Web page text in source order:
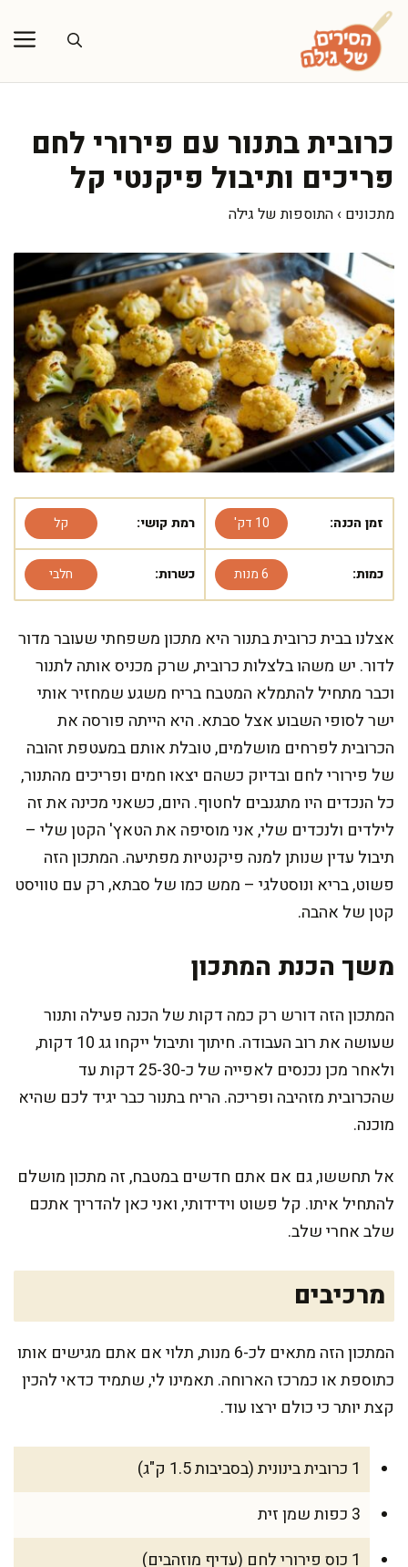
לדלג
לתוכן
כרובית בתנור עם פירורי לחם
פריכים ותיבול פיקנטי קל
מתכונים › התוספות של גילה
זמן הכנה: 10 דק' רמת קושי: קל
כמות: 6 מנות כשרות: חלבי
אצלנו בבית כרובית בתנור היא מתכון משפחתי שעובר מדור
לדור. יש משהו בלצלות כרובית, שרק מכניס אותה לתנור
וכבר מתחיל להתמלא המטבח בריח משגע שמחזיר אותי
ישר לסופי השבוע אצל סבתא. היא הייתה פורסה את
הכרובית לפרחים מושלמים, טובלת אותם במעטפת זהובה
של פירורי לחם ובדיוק כשהם יצאו חמים ופריכים מהתנור,
כל הנכדים היו מתגנבים לחטוף. היום, כשאני מכינה את זה
לילדים ולנכדים שלי, אני מוסיפה את הטאץ' הקטן שלי –
תיבול עדין שנותן למנה פיקנטיות מפתיעה. המתכון הזה
פשוט, בריא ונוסטלגי – ממש כמו של סבתא, רק עם טוויסט
קטן של אהבה.
משך הכנת המתכון
המתכון הזה דורש רק כמה דקות של הכנה פעילה ותנור
שעושה את רוב העבודה. חיתוך ותיבול ייקחו גג 10 דקות,
ולאחר מכן נכנסים לאפייה של כ-25-30 דקות עד
שהכרובית מזהיבה ופריכה. הריח בתנור כבר יגיד לכם שהיא
מוכנה.
אל תחששו, גם אם אתם חדשים במטבח, זה מתכון מושלם
להתחיל איתו. קל פשוט וידידותי, ואני כאן להדריך אתכם
שלב אחרי שלב.
מרכיבים
המתכון הזה מתאים לכ-6 מנות, תלוי אם אתם מגישים אותו
כתוספת או כמרכז הארוחה. תאמינו לי, שתמיד כדאי להכין
קצת יותר כי כולם ירצו עוד.
1 כרובית בינונית (בסביבות 1.5 ק"ג)
3 כפות שמן זית
1 כוס פירורי לחם (עדיף מוזהבים)